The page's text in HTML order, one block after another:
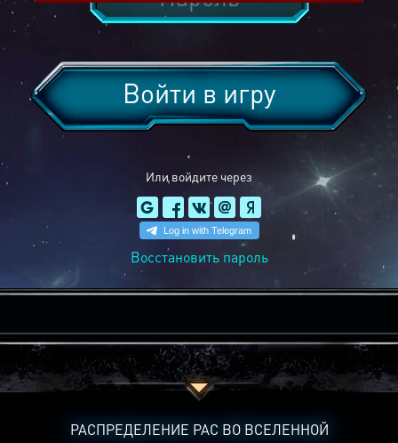
Или войдите через
Войти в игру
Восстановить пароль
РАСПРЕДЕЛЕНИЕ РАС ВО ВСЕЛЕННОЙ